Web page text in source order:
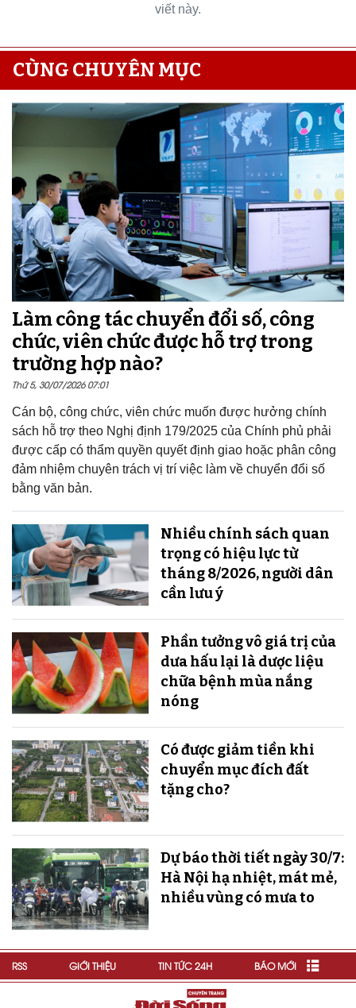
viết này.
CÙNG CHUYÊN MỤC
Làm công tác chuyển đổi số, công
chức, viên chức được hỗ trợ trong
trường hợp nào?
Thứ 5, 30/07/2026 07:01
Cán bộ, công chức, viên chức muốn được hưởng chính
sách hỗ trợ theo Nghị định 179/2025 của Chính phủ phải
được cấp có thẩm quyền quyết định giao hoặc phân công
đảm nhiệm chuyên trách vị trí việc làm về chuyển đổi số
bằng văn bản.
Nhiều chính sách quan
trọng có hiệu lực từ
tháng 8/2026, người dân
cần lưu ý
Phần tưởng vô giá trị của
dưa hấu lại là dược liệu
chữa bệnh mùa nắng
nóng
Có được giảm tiền khi
chuyển mục đích đất
tặng cho?
Dự báo thời tiết ngày 30/7:
Hà Nội hạ nhiệt, mát mẻ,
nhiều vùng có mưa to
RSS GIỚI THIỆU TIN TỨC 24H BÁO MỚI